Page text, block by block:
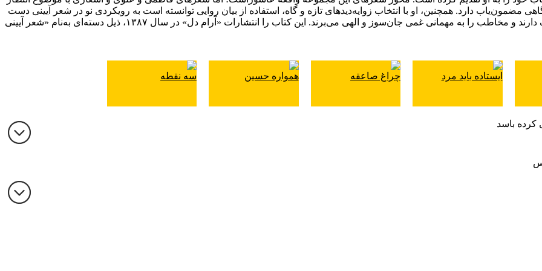
مضمون‌یاب دارد. همچنین، او با انتخاب زوایه‌دیدهای تازه و گاه، استفاده از بیان روایی توانسته است به رویکردی نو در شعر آیینی دست
یابد. شعرهای لطیفیان در این دفتر، حال و هوایی مرثیه‌گون و سوگناک دارند و مخاطب را به مهمانی غمی جان‌سوز و الهی می‌برند. این کتاب را انتشارات «آرام دل» در سال ۱۳۸۷، ذیل دسته‌ای به‌نام «شعر آیینی
ایستاده باید مرد چراغ صاعقه همواره حسین سه نقطه